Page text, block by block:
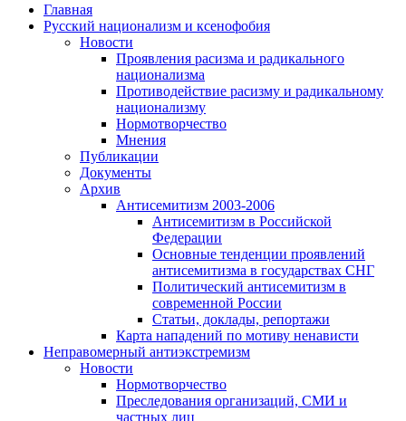
Главная
Русский национализм и ксенофобия
Новости
Проявления расизма и радикального
национализма
Противодействие расизму и радикальному
национализму
Нормотворчество
Мнения
Публикации
Документы
Архив
Антисемитизм 2003-2006
Антисемитизм в Российской
Федерации
Основные тенденции проявлений
антисемитизма в государствах СНГ
Политический антисемитизм в
современной России
Статьи, доклады, репортажи
Карта нападений по мотиву ненависти
Неправомерный антиэкстремизм
Новости
Нормотворчество
Преследования организаций, СМИ и
частных лиц